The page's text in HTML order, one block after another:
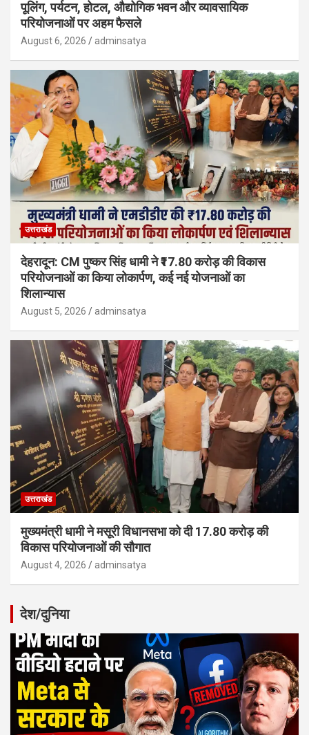
पूलिंग, पर्यटन, होटल, औद्योगिक भवन और व्यावसायिक
परियोजनाओं पर अहम फैसले
August 6, 2026 adminsatya
उत्तराखंड
देहरादून: CM पुष्कर सिंह धामी ने ₹17.80 करोड़ की विकास
परियोजनाओं का किया लोकार्पण, कई नई योजनाओं का
शिलान्यास
August 5, 2026 adminsatya
उत्तराखंड
मुख्यमंत्री धामी ने मसूरी विधानसभा को दी 17.80 करोड़ की
विकास परियोजनाओं की सौगात
August 4, 2026 adminsatya
देश/दुनिया